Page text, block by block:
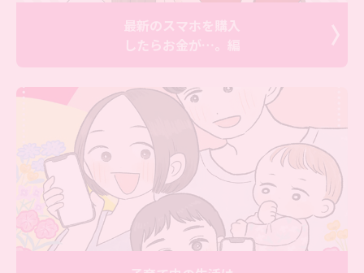
最新のスマホを購入
したらお金が…。編